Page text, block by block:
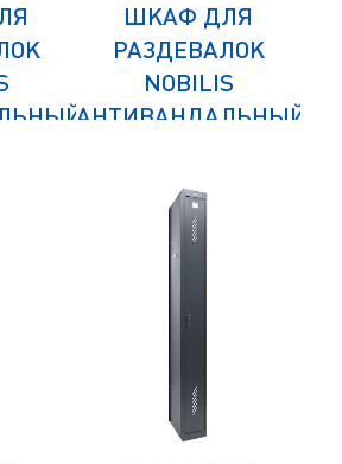
ШКАФ ДЛЯ
РАЗДЕВАЛОК
NOBILIS
АНТИВАНДАЛЬНЫЙ